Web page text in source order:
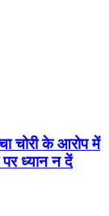
चोरी के आरोप में
पर ध्यान न दें